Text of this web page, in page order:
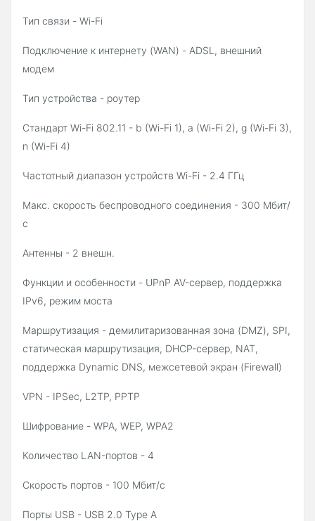
Тип связи - Wi-Fi
Подключение к интернету (WAN) - ADSL, внешний
модем
Тип устройства - роутер
Стандарт Wi-Fi 802.11 - b (Wi-Fi 1), a (Wi-Fi 2), g (Wi-Fi 3),
n (Wi-Fi 4)
Частотный диапазон устройств Wi-Fi - 2.4 ГГц
Макс. скорость беспроводного соединения - 300 Мбит/
с
Антенны - 2 внешн.
Функции и особенности - UPnP AV-сервер, поддержка
IPv6, режим моста
Маршрутизация - демилитаризованная зона (DMZ), SPI,
статическая маршрутизация, DHCP-сервер, NAT,
поддержка Dynamic DNS, межсетевой экран (Firewall)
VPN - IPSec, L2TP, PPTP
Шифрование - WPA, WEP, WPA2
Количество LAN-портов - 4
Скорость портов - 100 Мбит/с
Порты USB - USB 2.0 Type A